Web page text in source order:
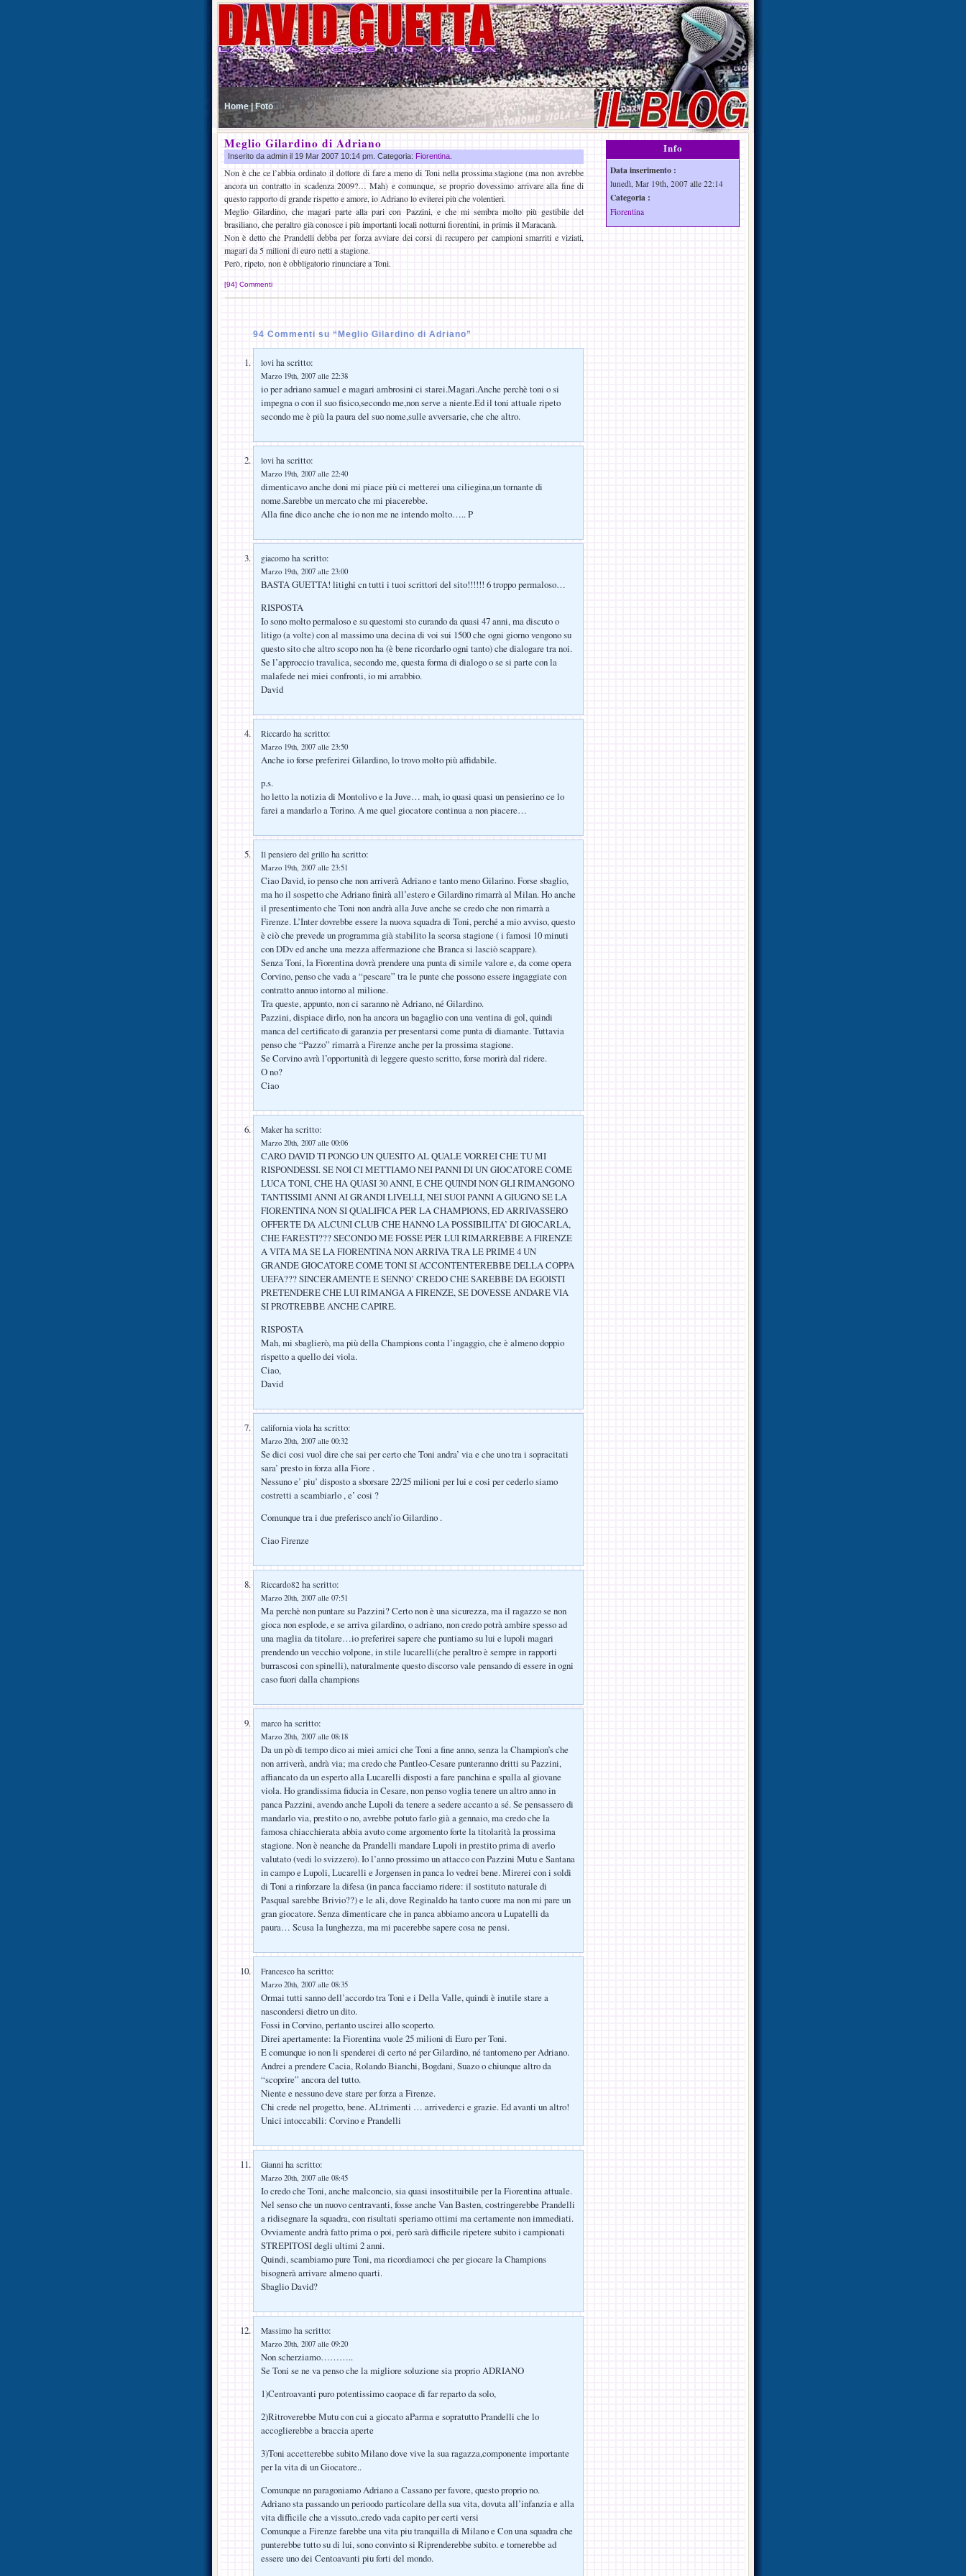
Home | Foto
Meglio Gilardino di Adriano
Inserito da admin il 19 Mar 2007 10:14 pm. Categoria: Fiorentina
Non è che ce l’abbia ordinato il dottore di fare a meno di Toni nella prossima stagione (ma non avrebbe
ancora un contratto in scadenza 2009?… Mah) e comunque, se proprio dovessimo arrivare alla fine di
questo rapporto di grande rispetto e amore, io Adriano lo eviterei più che volentieri.
Meglio Gilardino, che magari parte alla pari con Pazzini, e che mi sembra molto più gestibile del
brasiliano, che peraltro già conosce i più importanti locali notturni fiorentini, in primis il Maracanà.
Non è detto che Prandelli debba per forza avviare dei corsi di recupero per campioni smarriti e viziati,
magari da 5 milioni di euro netti a stagione.
Però, ripeto, non è obbligatorio rinunciare a Toni.
[94] Commenti
94 Commenti su “Meglio Gilardino di Adriano”
lovi ha scritto:
Marzo 19th, 2007 alle 22:38
io per adriano samuel e magari ambrosini ci starei.Magari.Anche perchè toni o si
impegna o con il suo fisico,secondo me,non serve a niente.Ed il toni attuale ripeto
secondo me è più la paura del suo nome,sulle avversarie, che che altro.
lovi ha scritto:
Marzo 19th, 2007 alle 22:40
dimenticavo anche doni mi piace più ci metterei una ciliegina,un tornante di
nome.Sarebbe un mercato che mi piacerebbe.
Alla fine dico anche che io non me ne intendo molto….. P
giacomo ha scritto:
Marzo 19th, 2007 alle 23:00
BASTA GUETTA! litighi cn tutti i tuoi scrittori del sito!!!!!! 6 troppo permaloso…
RISPOSTA
Io sono molto permaloso e su questomi sto curando da quasi 47 anni, ma discuto o
litigo (a volte) con al massimo una decina di voi sui 1500 che ogni giorno vengono su
questo sito che altro scopo non ha (è bene ricordarlo ogni tanto) che dialogare tra noi.
Se l’approccio travalica, secondo me, questa forma di dialogo o se si parte con la
malafede nei miei confronti, io mi arrabbio.
David
Riccardo ha scritto:
Marzo 19th, 2007 alle 23:50
Anche io forse preferirei Gilardino, lo trovo molto più affidabile.
p.s.
ho letto la notizia di Montolivo e la Juve… mah, io quasi quasi un pensierino ce lo
farei a mandarlo a Torino. A me quel giocatore continua a non piacere…
Il pensiero del grillo ha scritto:
Marzo 19th, 2007 alle 23:51
Ciao David, io penso che non arriverà Adriano e tanto meno Gilarino. Forse sbaglio,
ma ho il sospetto che Adriano finirà all’estero e Gilardino rimarrà al Milan. Ho anche
il presentimento che Toni non andrà alla Juve anche se credo che non rimarrà a
Firenze. L’Inter dovrebbe essere la nuova squadra di Toni, perché a mio avviso, questo
è ciò che prevede un programma già stabilito la scorsa stagione ( i famosi 10 minuti
con DDv ed anche una mezza affermazione che Branca si lasciò scappare).
Senza Toni, la Fiorentina dovrà prendere una punta di simile valore e, da come opera
Corvino, penso che vada a “pescare” tra le punte che possono essere ingaggiate con
contratto annuo intorno al milione.
Tra queste, appunto, non ci saranno nè Adriano, né Gilardino.
Pazzini, dispiace dirlo, non ha ancora un bagaglio con una ventina di gol, quindi
manca del certificato di garanzia per presentarsi come punta di diamante. Tuttavia
penso che “Pazzo” rimarrà a Firenze anche per la prossima stagione.
Se Corvino avrà l’opportunità di leggere questo scritto, forse morirà dal ridere.
O no?
Ciao
Maker ha scritto:
Marzo 20th, 2007 alle 00:06
CARO DAVID TI PONGO UN QUESITO AL QUALE VORREI CHE TU MI
RISPONDESSI. SE NOI CI METTIAMO NEI PANNI DI UN GIOCATORE COME
LUCA TONI, CHE HA QUASI 30 ANNI, E CHE QUINDI NON GLI RIMANGONO
TANTISSIMI ANNI AI GRANDI LIVELLI, NEI SUOI PANNI A GIUGNO SE LA
FIORENTINA NON SI QUALIFICA PER LA CHAMPIONS, ED ARRIVASSERO
OFFERTE DA ALCUNI CLUB CHE HANNO LA POSSIBILITA’ DI GIOCARLA,
CHE FARESTI??? SECONDO ME FOSSE PER LUI RIMARREBBE A FIRENZE
A VITA MA SE LA FIORENTINA NON ARRIVA TRA LE PRIME 4 UN
GRANDE GIOCATORE COME TONI SI ACCONTENTEREBBE DELLA COPPA
UEFA??? SINCERAMENTE E SENNO’ CREDO CHE SAREBBE DA EGOISTI
PRETENDERE CHE LUI RIMANGA A FIRENZE, SE DOVESSE ANDARE VIA
SI PROTREBBE ANCHE CAPIRE.
RISPOSTA
Mah, mi sbaglierò, ma più della Champions conta l’ingaggio, che è almeno doppio
rispetto a quello dei viola.
Ciao,
David
california viola ha scritto:
Marzo 20th, 2007 alle 00:32
Se dici cosi vuol dire che sai per certo che Toni andra’ via e che uno tra i sopracitati
sara’ presto in forza alla Fiore .
Nessuno e’ piu’ disposto a sborsare 22/25 milioni per lui e cosi per cederlo siamo
costretti a scambiarlo , e’ cosi ?
Comunque tra i due preferisco anch’io Gilardino .
Ciao Firenze
Riccardo82 ha scritto:
Marzo 20th, 2007 alle 07:51
Ma perchè non puntare su Pazzini? Certo non è una sicurezza, ma il ragazzo se non
gioca non esplode, e se arriva gilardino, o adriano, non credo potrà ambire spesso ad
una maglia da titolare…io preferirei sapere che puntiamo su lui e lupoli magari
prendendo un vecchio volpone, in stile lucarelli(che peraltro è sempre in rapporti
burrascosi con spinelli), naturalmente questo discorso vale pensando di essere in ogni
caso fuori dalla champions
marco ha scritto:
Marzo 20th, 2007 alle 08:18
Da un pò di tempo dico ai miei amici che Toni a fine anno, senza la Champion’s che
non arriverà, andrà via; ma credo che Pantleo-Cesare punteranno dritti su Pazzini,
affiancato da un esperto alla Lucarelli disposti a fare panchina e spalla al giovane
viola. Ho grandissima fiducia in Cesare, non penso voglia tenere un altro anno in
panca Pazzini, avendo anche Lupoli da tenere a sedere accanto a sé. Se pensassero di
mandarlo via, prestito o no, avrebbe potuto farlo già a gennaio, ma credo che la
famosa chiacchierata abbia avuto come argomento forte la titolarità la prossima
stagione. Non è neanche da Prandelli mandare Lupoli in prestito prima di averlo
valutato (vedi lo svizzero). Io l’anno prossimo un attacco con Pazzini Mutu e Santana
in campo e Lupoli, Lucarelli e Jorgensen in panca lo vedrei bene. Mirerei con i soldi
di Toni a rinforzare la difesa (in panca facciamo ridere: il sostituto naturale di
Pasqual sarebbe Brivio??) e le ali, dove Reginaldo ha tanto cuore ma non mi pare un
gran giocatore. Senza dimenticare che in panca abbiamo ancora u Lupatelli da
paura… Scusa la lunghezza, ma mi pacerebbe sapere cosa ne pensi.
Francesco ha scritto:
Marzo 20th, 2007 alle 08:35
Ormai tutti sanno dell’accordo tra Toni e i Della Valle, quindi è inutile stare a
nascondersi dietro un dito.
Fossi in Corvino, pertanto uscirei allo scoperto.
Direi apertamente: la Fiorentina vuole 25 milioni di Euro per Toni.
E comunque io non li spenderei di certo né per Gilardino, né tantomeno per Adriano.
Andrei a prendere Cacia, Rolando Bianchi, Bogdani, Suazo o chiunque altro da
“scoprire” ancora del tutto.
Niente e nessuno deve stare per forza a Firenze.
Chi crede nel progetto, bene. ALtrimenti … arrivederci e grazie. Ed avanti un altro!
Unici intoccabili: Corvino e Prandelli
Gianni ha scritto:
Marzo 20th, 2007 alle 08:45
Io credo che Toni, anche malconcio, sia quasi insostituibile per la Fiorentina attuale.
Nel senso che un nuovo centravanti, fosse anche Van Basten, costringerebbe Prandelli
a ridisegnare la squadra, con risultati speriamo ottimi ma certamente non immediati.
Ovviamente andrà fatto prima o poi, però sarà difficile ripetere subito i campionati
STREPITOSI degli ultimi 2 anni.
Quindi, scambiamo pure Toni, ma ricordiamoci che per giocare la Champions
bisognerà arrivare almeno quarti.
Sbaglio David?
Massimo ha scritto:
Marzo 20th, 2007 alle 09:20
Non scherziamo………..
Se Toni se ne va penso che la migliore soluzione sia proprio ADRIANO
1)Centroavanti puro potentissimo caopace di far reparto da solo,
2)Ritroverebbe Mutu con cui a giocato aParma e sopratutto Prandelli che lo
accoglierebbe a braccia aperte
3)Toni accetterebbe subito Milano dove vive la sua ragazza,componente importante
per la vita di un Giocatore..
Comunque nn paragoniamo Adriano a Cassano per favore, questo proprio no.
Adriano sta passando un perioodo particolare della sua vita, dovuta all’infanzia e alla
vita difficile che a vissuto..credo vada capito per certi versi
Comunque a Firenze farebbe una vita piu tranquilla di Milano e Con una squadra che
punterebbe tutto su di lui, sono convinto si Riprenderebbe subito. e tornerebbe ad
essere uno dei Centoavanti piu forti del mondo.
Info
Data inserimento :
lunedì, Mar 19th, 2007 alle 22:14
Categoria :
Fiorentina